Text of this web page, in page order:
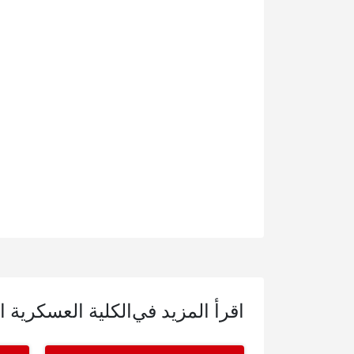
اقرأ المزيد في الكلية العسكرية